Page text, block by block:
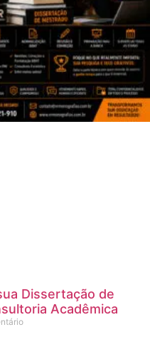
Dissertação de
Acadêmica